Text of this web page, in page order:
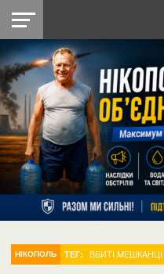
НІКОПОЛЬ
РАЙОН
СІЧЕСЛАВСЬКА
УКРАЇНА
РЕТРО
НІКОПОЛЬ
ЛАЙТ
УКРАЇНА
ДОПОМОГА
РАДІО
НІКОПОЛЬ ТЕГ: ВБИТІ МЕШКАНЦІ